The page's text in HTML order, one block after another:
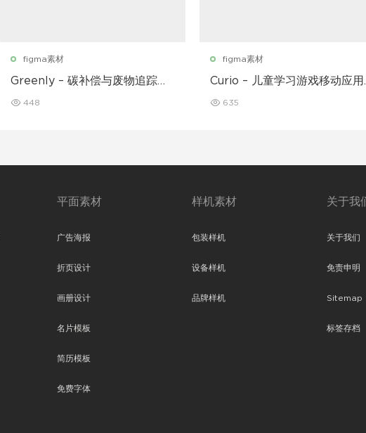
figma素材
Greenly – 碳补偿与废物追踪移
448
figma素材
Curio – 儿童学习游戏移动应用
635
平面素材
广告海报
折页设计
画册设计
名片模板
简历模板
免费字体
样机素材
包装样机
设备样机
品牌样机
关于我
关于我们
免责申明
Sitemap
标签存档